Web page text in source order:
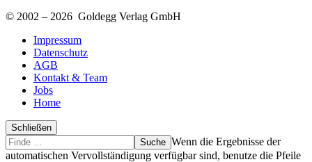
© 2002 – 2026 Goldegg Verlag GmbH
Impressum
Datenschutz
AGB
Kontakt & Team
Jobs
Home
Schließen
Suche
Finde
…
Wenn die Ergebnisse der
automatischen Vervollständigung verfügbar sind, benutze die Pfeile